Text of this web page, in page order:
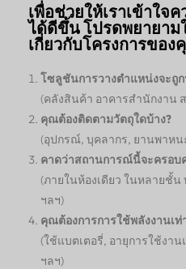
เพื่อช่วยให้เราเข้าใจ
ได้ดีขึ้น โปรดพยายาม
เกี่ยวกับโครงการของ
โซลูชันการวางตำแหน่งจะถู
(คลังสินค้า อาคารสำนักงาน
คุณต้องติดตามวัตถุใดบ้าง?
(อุปกรณ์, บุคลากร, ยานพาห
คาดว่าสถานการณ์นี้จะครอบ
(ภายในห้องเดียว ในหลายชั้
ฯลฯ)
คุณต้องการการใช้พลังงานเท่
(ใช้แบตเตอรี่, อายุการใช้งา
ฯลฯ)